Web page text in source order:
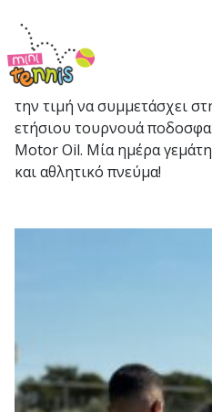
Η ομάδα της MGM Sports &
την τιμή να συμμετάσχει
ετήσιου τουρνουά
Motor Oil. Μία ημέρα
και αθλητικό πνεύμα!